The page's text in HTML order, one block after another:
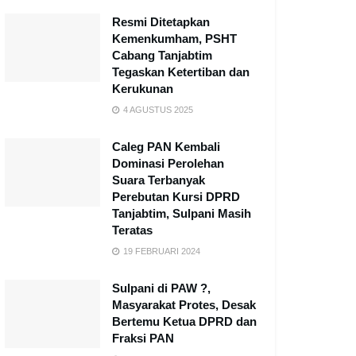
Resmi Ditetapkan
Kemenkumham, PSHT
Cabang Tanjabtim
Tegaskan Ketertiban dan
Kerukunan
4 AGUSTUS 2025
Caleg PAN Kembali
Dominasi Perolehan
Suara Terbanyak
Perebutan Kursi DPRD
Tanjabtim, Sulpani Masih
Teratas
19 FEBRUARI 2024
Sulpani di PAW ?,
Masyarakat Protes, Desak
Bertemu Ketua DPRD dan
Fraksi PAN